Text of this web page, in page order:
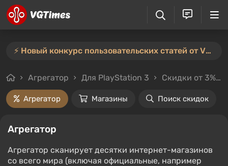
⚡️ Новый конкурс пользовательских статей от VGTimes — участвуйте тут ⚡️
Агрегатор Для PlayStation 3 Скидки от 3%
Агрегатор Магазины Поиск скидок
Агрегатор
Агрегатор сканирует десятки интернет-магазинов
со всего мира (включая официальные, например